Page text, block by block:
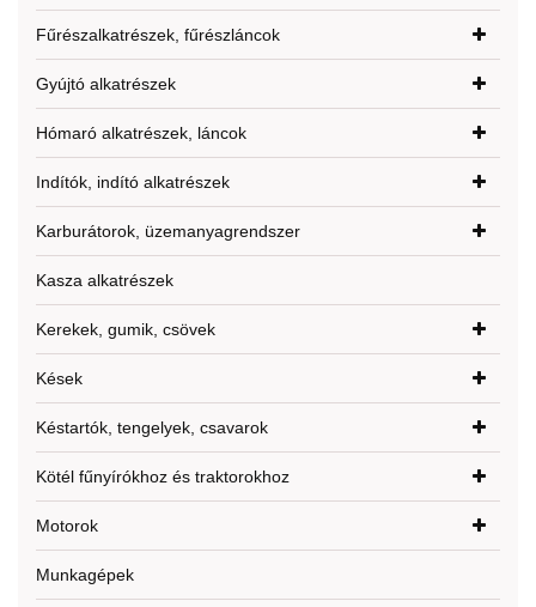
Fűrészalkatrészek, fűrészláncok
Gyújtó alkatrészek
Hómaró alkatrészek, láncok
Indítók, indító alkatrészek
Karburátorok, üzemanyagrendszer
Kasza alkatrészek
Kerekek, gumik, csövek
Kések
Késtartók, tengelyek, csavarok
Kötél fűnyírókhoz és traktorokhoz
Motorok
Munkagépek